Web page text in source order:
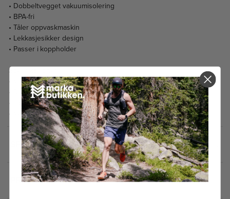
• Dobbeltvegget vakuumisolering
• BPA-fri
• Tåler oppvaskmaskin
• Lekkasjesikker design
• Passer i koppholder
Spesifikasjoner:
• Volum: 0,7 l
• Diameter: 7,9 cm
• Høyde: 27,3 cm
• Vekt: 310 g
SPESIFIKASJONER 2
PRISHISTORIKK